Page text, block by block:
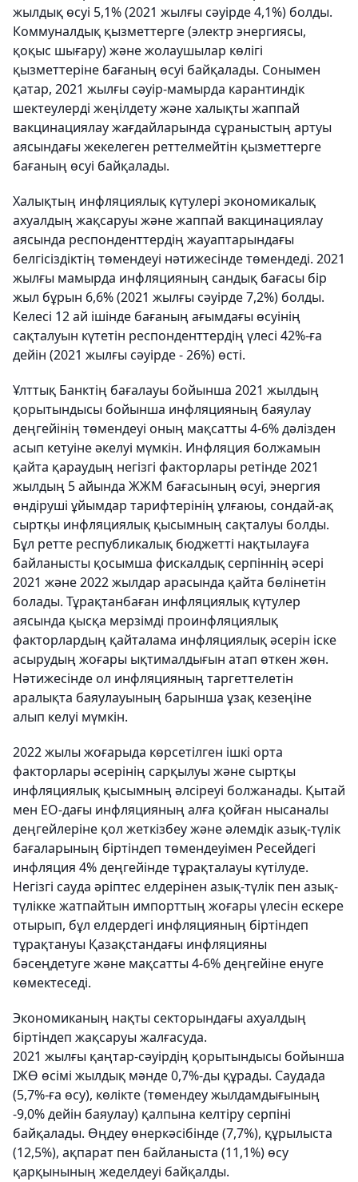
жылдық өсуі 5,1% (2021 жылғы сәуірде 4,1%) болды.
Коммуналдық қызметтерге (электр энергиясы,
қоқыс шығару) және жолаушылар көлігі
қызметтеріне бағаның өсуі байқалады. Сонымен
қатар, 2021 жылғы сәуір-мамырда карантиндік
шектеулерді жеңілдету және халықты жаппай
вакцинациялау жағдайларында сұраныстың артуы
аясындағы жекелеген реттелмейтін қызметтерге
бағаның өсуі байқалады.
Халықтың инфляциялық күтулері экономикалық
ахуалдың жақсаруы және жаппай вакцинациялау
аясында респонденттердің жауаптарындағы
белгісіздіктің төмендеуі нәтижесінде төмендеді. 2021
жылғы мамырда инфляцияның сандық бағасы бір
жыл бұрын 6,6% (2021 жылғы сәуірде 7,2%) болды.
Келесі 12 ай ішінде бағаның ағымдағы өсуінің
сақталуын күтетін респонденттердің үлесі 42%-ға
дейін (2021 жылғы сәуірде - 26%) өсті.
Ұлттық Банктің бағалауы бойынша 2021 жылдың
қорытындысы бойынша инфляцияның баяулау
деңгейінің төмендеуі оның мақсатты 4-6% дәлізден
асып кетуіне әкелуі мүмкін. Инфляция болжамын
қайта қараудың негізгі факторлары ретінде 2021
жылдың 5 айында ЖЖМ бағасының өсуі, энергия
өндіруші ұйымдар тарифтерінің ұлғаюы, сондай-ақ
сыртқы инфляциялық қысымның сақталуы болды.
Бұл ретте республикалық бюджетті нақтылауға
байланысты қосымша фискалдық серпіннің әсері
2021 және 2022 жылдар арасында қайта бөлінетін
болады. Тұрақтанбаған инфляциялық күтулер
аясында қысқа мерзімді проинфляциялық
факторлардың қайталама инфляциялық әсерін іске
асырудың жоғары ықтималдығын атап өткен жөн.
Нәтижесінде ол инфляцияның таргеттелетін
аралықта баяулауының барынша ұзақ кезеңіне
алып келуі мүмкін.
2022 жылы жоғарыда көрсетілген ішкі орта
факторлары әсерінің сарқылуы және сыртқы
инфляциялық қысымның әлсіреуі болжанады. Қытай
мен ЕО-дағы инфляцияның алға қойған нысаналы
деңгейлеріне қол жеткізбеу және әлемдік азық-түлік
бағаларының біртіндеп төмендеуімен Ресейдегі
инфляция 4% деңгейінде тұрақталауы күтілуде.
Негізгі сауда әріптес елдерінен азық-түлік пен азық-
түлікке жатпайтын импорттың жоғары үлесін ескере
отырып, бұл елдердегі инфляцияның біртіндеп
тұрақтануы Қазақстандағы инфляцияны
бәсеңдетуге және мақсатты 4-6% деңгейіне енуге
көмектеседі.
Экономиканың нақты секторындағы ахуалдың
біртіндеп жақсаруы жалғасуда.
2021 жылғы қаңтар-сәуірдің қорытындысы бойынша
ІЖӨ өсімі жылдық мәнде 0,7%-ды құрады. Саудада
(5,7%-ға өсу), көлікте (төмендеу жылдамдығының
-9,0% дейін баяулау) қалпына келтіру серпіні
байқалады. Өңдеу өнеркәсібінде (7,7%), құрылыста
(12,5%), ақпарат пен байланыста (11,1%) өсу
қарқынының жеделдеуі байқалды.